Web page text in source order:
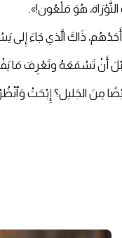
هُوَ مَلْعُون!».
ذَاكَ الَّذي جَاءَ إِلى
قَبْلَ أَنْ تَسْمَعَهُ وتَعْرِفَ مَا
مِنَ الجَليل؟ إِبْحَثْ